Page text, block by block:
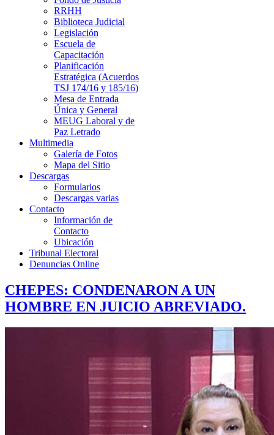
RRHH
Biblioteca Judicial
Legislación
Escuela de
Capacitación
Planificación
Estratégica (Acuerdos
TSJ 174/16 y 185/16)
Mesa de Entrada
Única y General
MEUG Laboral y de
Paz Letrado
Multimedia
Galería de Fotos
Mapa del Sitio
Descargas
Formularios
Descargas varias
Contacto
Información de
Contacto
Ubicación
Tribunal Electoral
Denuncias Online
CHEPES: CONDENARON A UN
HOMBRE EN JUICIO ABREVIADO.